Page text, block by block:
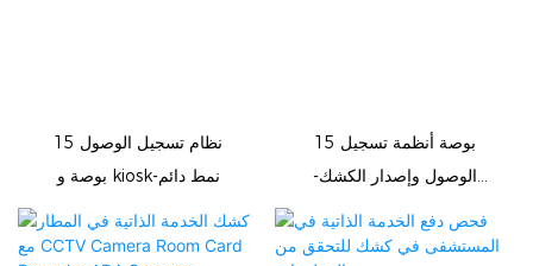
نظام تسجيل الوصول 15
بوصة و kiosk-نمط دائم
15 بوصة أنظمة تسجيل
الوصول وإصدار الكشك-
ديسكتوب